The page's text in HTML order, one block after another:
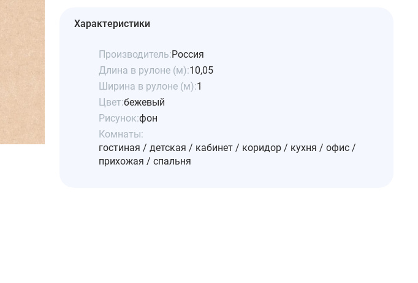
Характеристики
Производитель:Россия
Длина в рулоне (м):10,05
Ширина в рулоне (м):1
Цвет:бежевый
Рисунок:фон
Комнаты:
гостиная / детская / кабинет / коридор / кухня / офис /
прихожая / спальня